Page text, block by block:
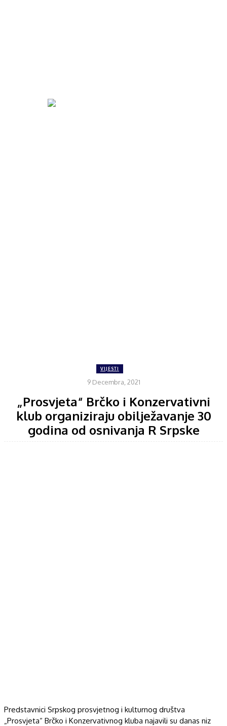
VIJESTI
9 Decembra, 2021
„Prosvjeta“ Brčko i Konzervativni
klub organiziraju obilježavanje 30
godina od osnivanja R Srpske
Predstavnici Srpskog prosvjetnog i kulturnog društva
„Prosvjeta“ Brčko i Konzervativnog kluba najavili su danas niz